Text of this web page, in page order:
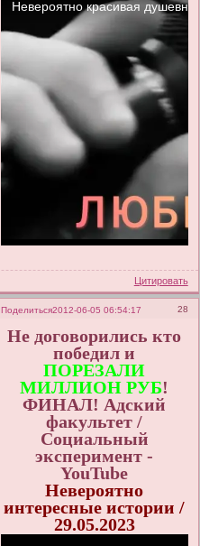
Цитировать
Поделиться 28
2012-06-05 06:54:17
Не договорились кто
победил и
ПОРЕЗАЛИ
МИЛЛИОН РУБ!
ФИНАЛ! Адский
факультет /
Социальный
эксперимент -
YouTube
Невероятно
интересные истории /
29.05.2023